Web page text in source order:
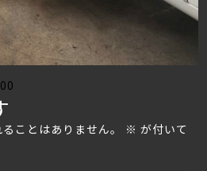
ことはありません。 ※ が付いて